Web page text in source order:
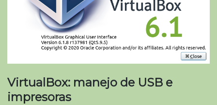
VirtualBox: manejo de USB e
impresoras